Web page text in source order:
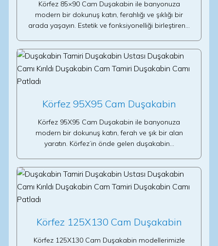
Körfez 85×90 Cam Duşakabin ile banyonuza
modern bir dokunuş katın, ferahlığı ve şıklığı bir
arada yaşayın. Estetik ve fonksiyonelliği birleştiren…
Körfez 95X95 Cam Duşakabin
Körfez 95X95 Cam Duşakabin ile banyonuza
modern bir dokunuş katın, ferah ve şık bir alan
yaratın. Körfez’in önde gelen duşakabin…
Körfez 125X130 Cam Duşakabin
Körfez 125X130 Cam Duşakabin modellerimizle